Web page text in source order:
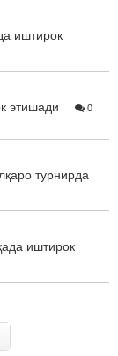
иштирок
этишади
0
турнирда
иштирок